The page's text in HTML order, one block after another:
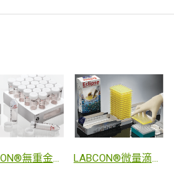
LABCON®無重金屬殘留無菌離心管 LABCON®微量滴管尖快速填充系統